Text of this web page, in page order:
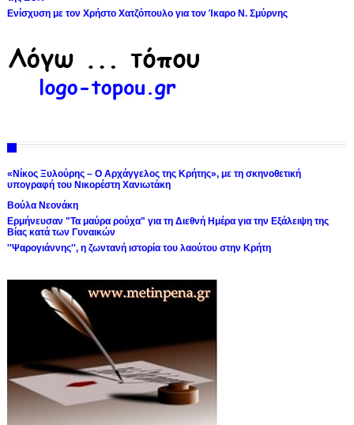
Ενίσχυση με τον Χρήστο Χατζόπουλο για τον Ίκαρο Ν. Σμύρνης
«Νίκος Ξυλούρης – Ο Αρχάγγελος της Κρήτης», με τη σκηνοθετική
υπογραφή του Νικορέστη Χανιωτάκη
Βούλα Νεονάκη
Ερμήνευσαν "Τα μαύρα ρούχα" για τη Διεθνή Ημέρα για την Εξάλειψη της
Βίας κατά των Γυναικών
''Ψαρογιάννης'', η ζωντανή ιστορία του λαούτου στην Κρήτη